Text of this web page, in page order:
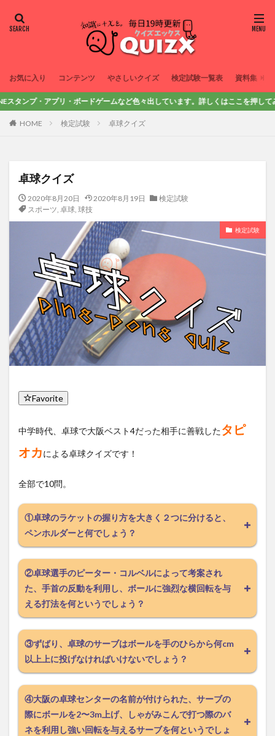
お気に入り コンテンツ やさしいクイズ 検定試験一覧表 資料集
ードゲームなど色々出しています。詳しくはここを押してみてね！
HOME 検定試験 卓球クイズ
卓球クイズ
2020年8月20日 2020年8月19日
検定試験
スポーツ, 卓球, 球技
検定試験
Favorite
中学時代、卓球で大阪ベスト4だった相手に善戦したタピ
オカによる卓球クイズです！
全部で10問。
①卓球のラケットの握り方を大きく２つに分けると、
ペンホルダーと何でしょう？
②卓球選手のピーター・コルベルによって考案され
た、手首の反動を利用し、ボールに強烈な横回転を与
える打法を何というでしょう？
③ずばり、卓球のサーブはボールを手のひらから何cm
以上上に投げなければいけないでしょう？
④大阪の卓球センターの名前が付けられた、サーブの
際にボールを2〜3m上げ、しゃがみこんで打つ際のバ
ネを利用し強い回転を与えるサーブを何というでしょ